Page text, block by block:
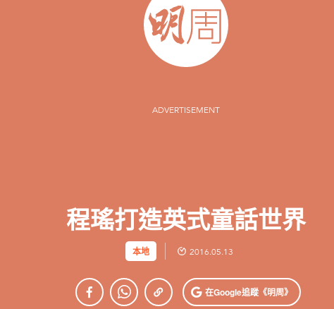
ADVERTISEMENT
程瑤打造英式童話世界
本地 2016.05.13
在Google追蹤《明周》